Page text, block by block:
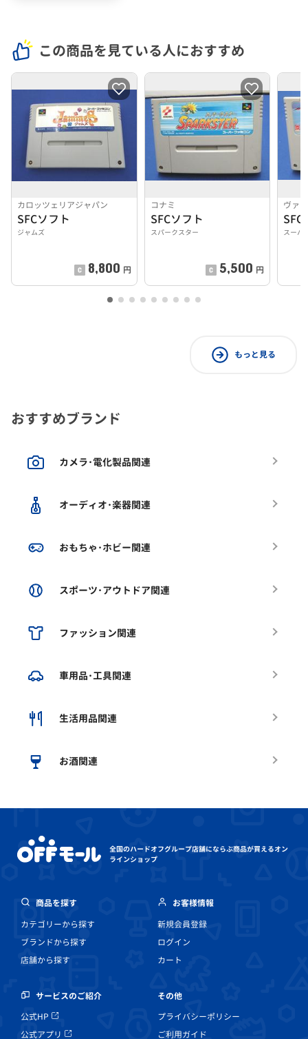
この商品を見ている人におすすめ
カロッツェリアジャパン
SFCソフト
ジャムズ
8,800 円
コナミ
SFCソフト
スパークスター
5,500 円
ヴァ
SFC
スーパ
もっと見る
おすすめブランド
カメラ･電化製品関連
オーディオ･楽器関連
おもちゃ･ホビー関連
スポーツ･アウトドア関連
ファッション関連
車用品･工具関連
生活用品関連
お酒関連
全国のハードオフグループ店舗にならぶ商品が買えるオン
ラインショップ
商品を探す
カテゴリーから探す
ブランドから探す
店舗から探す
お客様情報
新規会員登録
ログイン
カート
サービスのご紹介
公式HP
公式アプリ
その他
プライバシーポリシー
ご利用ガイド